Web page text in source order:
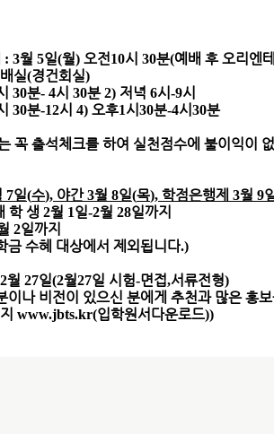
: 3월 5일(월) 오전10시 30분(예배 후 오리엔
실(경건회실)
30분- 4시 30분2) 저녁 6시 -9시
30분-12시 4) 오후1시 30분-4시 30분
꼭 출석체크를 하여 실천점수에 불이익이
7일(수), 야간3월 8일(목), 학점은행제 3월 9
학 생 2월 1일-2월 28일까지
2일까지
금 수혜 대상에서 제외됩니다.)
월 27일(2월27일 시험-면접,서류전형)
이나 비전이 있으신 분에게 추천과 많은 홍
www.jbts.kr(입학원서다운로드))